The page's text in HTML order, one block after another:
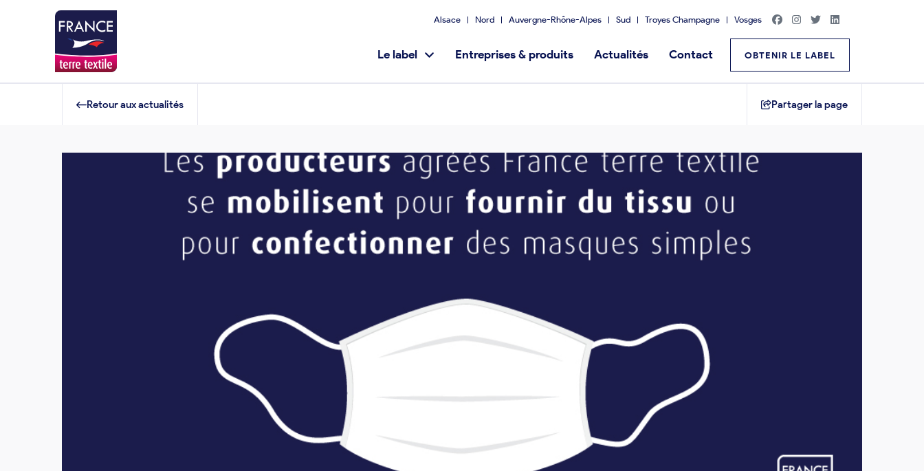
Alsace Nord Auvergne-Rhône-Alpes Sud Troyes Champagne Vosges
Le label Entreprises & produits Actualités Contact OBTENIR LE LABEL
Retour aux actualités Partager la page